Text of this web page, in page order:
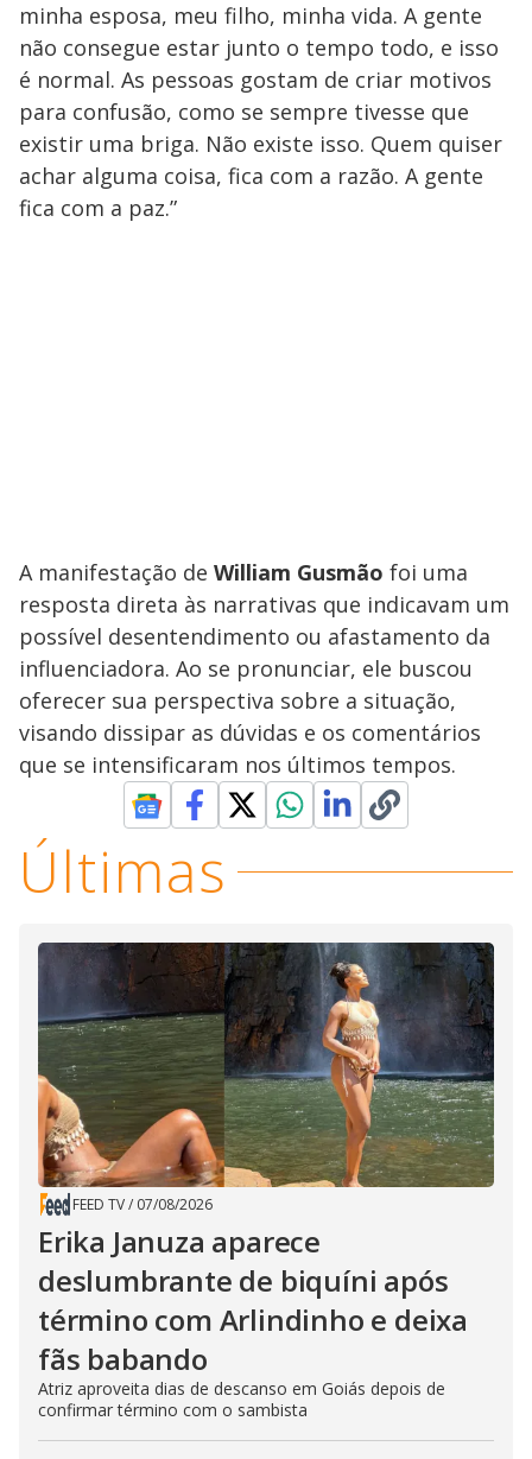
minha esposa, meu filho, minha vida. A gente
não consegue estar junto o tempo todo, e isso
é normal. As pessoas gostam de criar motivos
para confusão, como se sempre tivesse que
existir uma briga. Não existe isso. Quem quiser
achar alguma coisa, fica com a razão. A gente
fica com a paz.”
A manifestação de William Gusmão foi uma
resposta direta às narrativas que indicavam um
possível desentendimento ou afastamento da
influenciadora. Ao se pronunciar, ele buscou
oferecer sua perspectiva sobre a situação,
visando dissipar as dúvidas e os comentários
que se intensificaram nos últimos tempos.
Últimas
FEED TV/ 07/08/2026
Erika Januza aparece
deslumbrante de biquíni após
término com Arlindinho e deixa
fãs babando
Atriz aproveita dias de descanso em Goiás depois de
confirmar término com o sambista